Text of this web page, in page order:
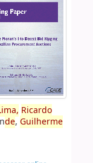
Ricardo
de, Guilherme